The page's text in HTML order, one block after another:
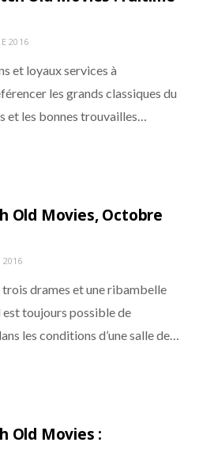
t
e
)
r
m
e d l
d
2016
et loyaux services à
les grands classiques du
et les bonnes trouvailles…
Old Movies, Octobre
2016
drames et une ribambelle
est toujours possible de
les conditions d’une salle de…
Old Movies :